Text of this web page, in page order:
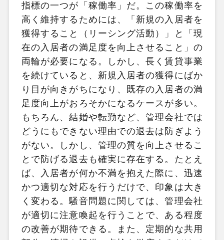
指標の一つが「稼働率」だ。この稼働率を
高く維持するためには、「新規の入居者を
獲得すること（リーシング活動）」と「現
在の入居者の満足度を向上させること」の
両輪が必要になる。しかし、長く賃貸事業
を続けていると、新規入居者の獲得にばか
り目が向きがちになり、既存の入居者の満
足度向上がおろそかになるケースが多い。
もちろん、結婚や転勤など、管理会社では
どうにもできない理由での退去は防ぎよう
がない。しかし、管理の質を向上させるこ
とで防げる退去も確実に存在する。たとえ
ば、入居者が何か不満を抱えた際に、迅速
かつ適切な対応を行うだけで、印象は大き
く変わる。騒音問題に関しては、管理会社
が適切に注意喚起を行うことで、ある程度
の改善が期待できる。また、定期的な共用